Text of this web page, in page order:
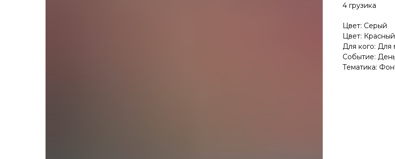
4 грузика
Цвет: Серый
Цвет: Красный
Для кого: Для
Событие:
Тематика: